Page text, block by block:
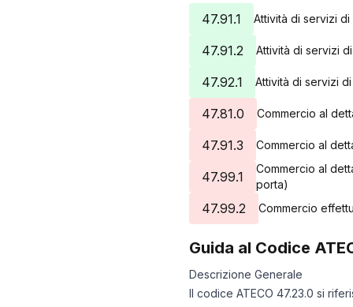
47.91.1
Attività di servizi
47.91.2 Attività di servizi
47.92.1 Attività di servizi
47.81.0 Commercio al
47.91.3 Commercio al
47.99.1
Commercio al
porta)
47.99.2 Commercio
Guida al Codice
Descrizione Generale
Il codice ATECO 47.23.0 si